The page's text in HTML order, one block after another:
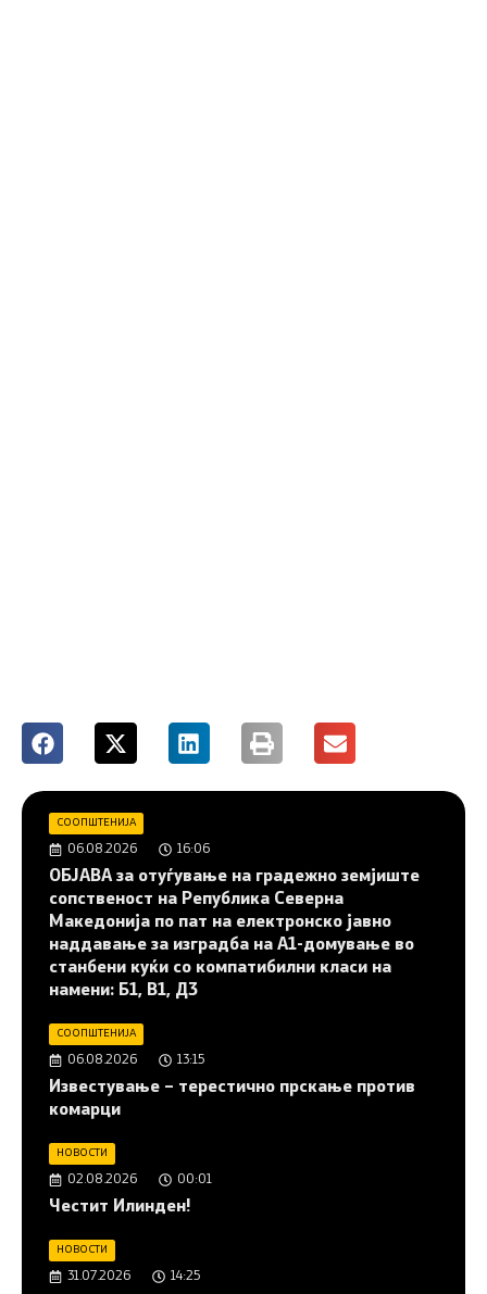
СООПШТЕНИЈА
06.08.2026 16:06
ОБЈАВА за отуѓување на градежно земјиште
сопственост на Република Северна
Македонија по пат на електронско јавно
наддавање за изградба на A1-домување во
станбени куќи со компатибилни класи на
намени: Б1, В1, Д3
СООПШТЕНИЈА
06.08.2026 13:15
Известување – терестично прскање против
комарци
НОВОСТИ
02.08.2026 00:01
Честит Илинден!
НОВОСТИ
31.07.2026 14:25